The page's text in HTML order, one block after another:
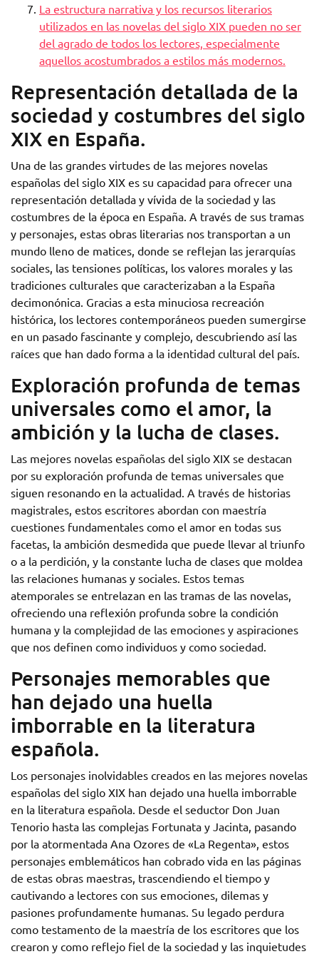
La estructura narrativa y los recursos literarios
utilizados en las novelas del siglo XIX pueden no ser
del agrado de todos los lectores, especialmente
aquellos acostumbrados a estilos más modernos.
Representación detallada de la
sociedad y costumbres del siglo
XIX en España.
Una de las grandes virtudes de las mejores novelas
españolas del siglo XIX es su capacidad para ofrecer una
representación detallada y vívida de la sociedad y las
costumbres de la época en España. A través de sus tramas
y personajes, estas obras literarias nos transportan a un
mundo lleno de matices, donde se reflejan las jerarquías
sociales, las tensiones políticas, los valores morales y las
tradiciones culturales que caracterizaban a la España
decimonónica. Gracias a esta minuciosa recreación
histórica, los lectores contemporáneos pueden sumergirse
en un pasado fascinante y complejo, descubriendo así las
raíces que han dado forma a la identidad cultural del país.
Exploración profunda de temas
universales como el amor, la
ambición y la lucha de clases.
Las mejores novelas españolas del siglo XIX se destacan
por su exploración profunda de temas universales que
siguen resonando en la actualidad. A través de historias
magistrales, estos escritores abordan con maestría
cuestiones fundamentales como el amor en todas sus
facetas, la ambición desmedida que puede llevar al triunfo
o a la perdición, y la constante lucha de clases que moldea
las relaciones humanas y sociales. Estos temas
atemporales se entrelazan en las tramas de las novelas,
ofreciendo una reflexión profunda sobre la condición
humana y la complejidad de las emociones y aspiraciones
que nos definen como individuos y como sociedad.
Personajes memorables que
han dejado una huella
imborrable en la literatura
española.
Los personajes inolvidables creados en las mejores novelas
españolas del siglo XIX han dejado una huella imborrable
en la literatura española. Desde el seductor Don Juan
Tenorio hasta las complejas Fortunata y Jacinta, pasando
por la atormentada Ana Ozores de «La Regenta», estos
personajes emblemáticos han cobrado vida en las páginas
de estas obras maestras, trascendiendo el tiempo y
cautivando a lectores con sus emociones, dilemas y
pasiones profundamente humanas. Su legado perdura
como testamento de la maestría de los escritores que los
crearon y como reflejo fiel de la sociedad y las inquietudes